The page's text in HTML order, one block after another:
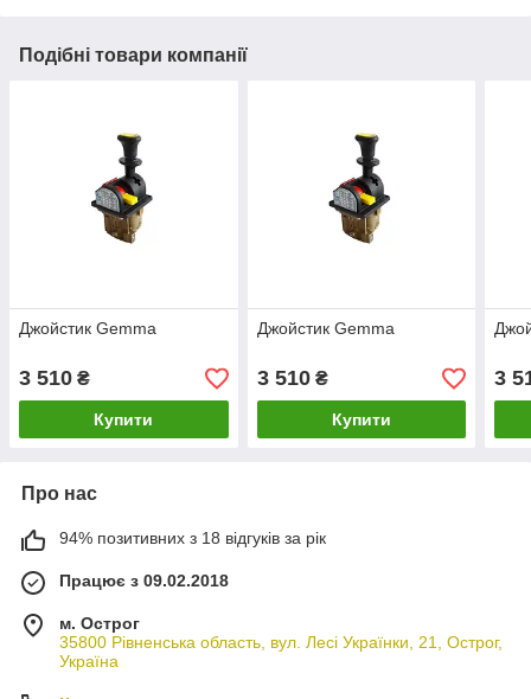
Подібні товари компанії
Джойстик Gemma
3 510 ₴
Купити
Джойстик Gemma
3 510₴
Купити
3
Про нас
94% позитивних з 18 відгуків за рік
Працює з 09.02.2018
м. Острог
35800 Рівненська область, вул. Лесі Українки, 21, Острог,
Україна